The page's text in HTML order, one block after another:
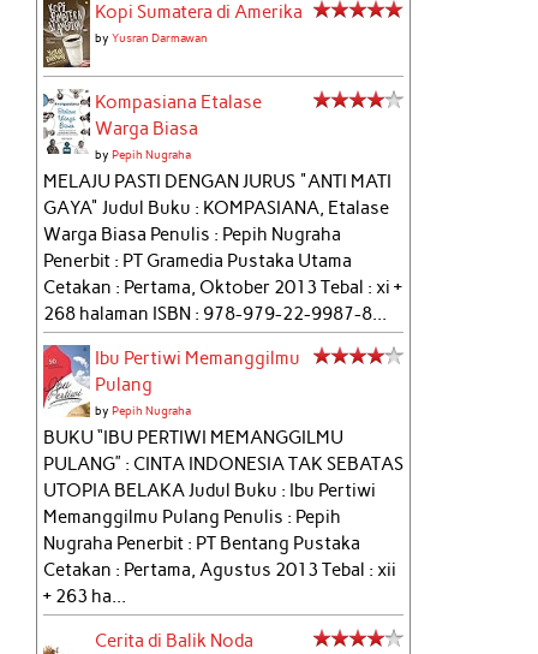
Kopi Sumatera di Amerika
byYusran Darmawan
Kompasiana Etalase
Warga Biasa
byPepih Nugraha
MELAJU PASTI DENGAN JURUS "ANTI MATI
GAYA" Judul Buku : KOMPASIANA, Etalase
Warga Biasa Penulis : Pepih Nugraha
Penerbit : PT Gramedia Pustaka Utama
Cetakan : Pertama, Oktober 2013 Tebal : xi +
268 halaman ISBN : 978-979-22-9987-8...
Ibu Pertiwi Memanggilmu
Pulang
byPepih Nugraha
BUKU “IBU PERTIWI MEMANGGILMU
PULANG” : CINTA INDONESIA TAK SEBATAS
UTOPIA BELAKA Judul Buku : Ibu Pertiwi
Memanggilmu Pulang Penulis : Pepih
Nugraha Penerbit : PT Bentang Pustaka
Cetakan : Pertama, Agustus 2013 Tebal : xii
+ 263 ha...
Cerita di Balik Noda